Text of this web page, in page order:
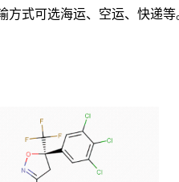
式可选海运、空运、快递等